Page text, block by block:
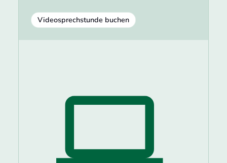
Videosprechstunde buchen